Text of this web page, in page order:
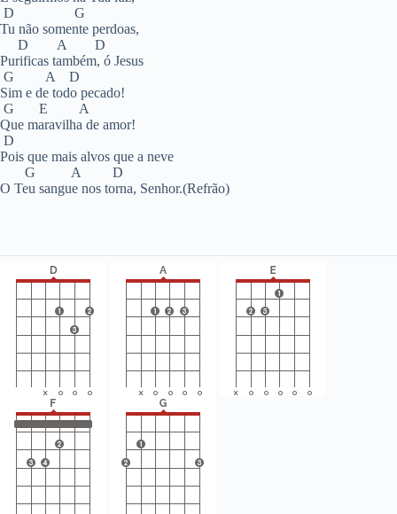
D G
Tu não somente perdoas,
D A D
Purificas também, ó Jesus
G A D
Sim e de todo pecado!
G E A
Que maravilha de amor!
D
Pois que mais alvos que a neve
G A D
O Teu sangue nos torna, Senhor.(Refrão)